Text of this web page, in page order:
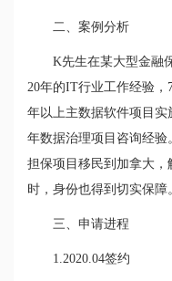
二、案例分析
K先生在某大型金融保
20年的IT行业工作经验
年以上主数据软件项目实
年数据治理项目咨询经
担保项目移民到加拿大，
时，身份也得到切实保障
三、申请进程
1.2020.04签约